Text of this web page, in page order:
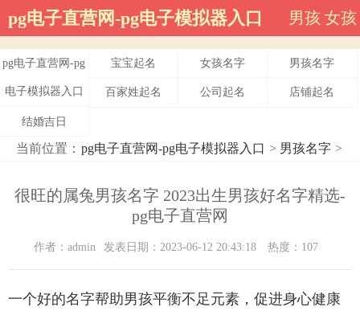
pg电子直营网-pg电子模拟器入口 男孩 女孩
pg电子直营网-pg
电子模拟器入口
宝宝起名 女孩名字 男孩名字
百家姓起名 公司起名 店铺起名
结婚吉日
当前位置： pg电子直营网-pg电子模拟器入口 > 男孩名字 >
很旺的属兔男孩名字 2023出生男孩好名字精选-
pg电子直营网
作者：admin 发表日期：2023-06-12 20:43:18 热度：107
一个好的名字帮助男孩平衡不足元素，促进身心健康